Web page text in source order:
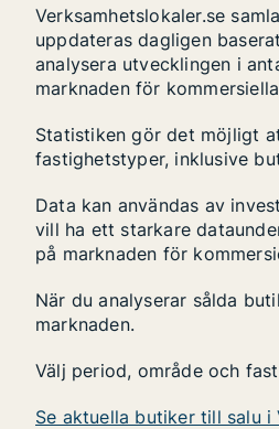
Verksamhetslokaler.se
uppdateras dagligen
analysera utvecklingen i
marknaden för
Statistiken gör det möjligt
fastighetstyper, inklusive
Data kan användas av
vill ha ett starkare
på marknaden för
När du analyserar sålda
marknaden.
Välj period, område och
Se aktuella butiker till salu i